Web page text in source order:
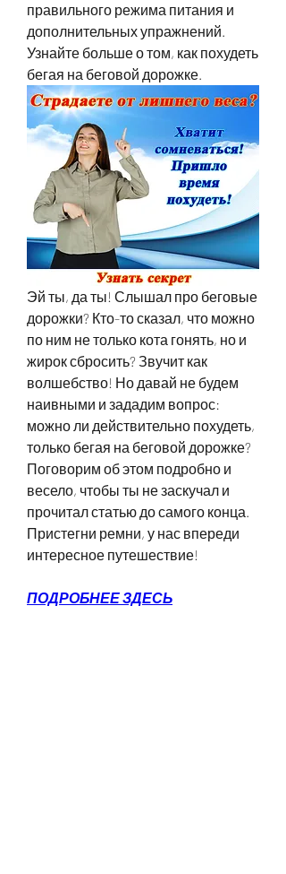
правильного режима питания и
дополнительных упражнений.
Узнайте больше о том, как похудеть
бегая на беговой дорожке.
Эй ты, да ты! Слышал про беговые
дорожки? Кто-то сказал, что можно
по ним не только кота гонять, но и
жирок сбросить? Звучит как
волшебство! Но давай не будем
наивными и зададим вопрос:
можно ли действительно похудеть,
только бегая на беговой дорожке?
Поговорим об этом подробно и
весело, чтобы ты не заскучал и
прочитал статью до самого конца.
Пристегни ремни, у нас впереди
интересное путешествие!
ПОДРОБНЕЕ ЗДЕСЬ